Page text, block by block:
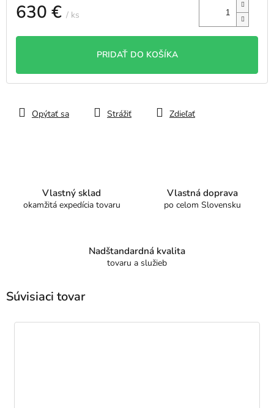
630 € / ks
PRIDAŤ DO KOŠÍKA
Opýtať sa Strážiť Zdieľať
Vlastný sklad
okamžitá expedícia tovaru
Vlastná doprava
po celom Slovensku
Nadštandardná kvalita
tovaru a služieb
Súvisiaci tovar